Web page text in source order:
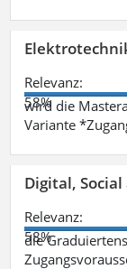
Relevanz:
58%
wird die
Variante
Digital,
Relevanz:
58%
die